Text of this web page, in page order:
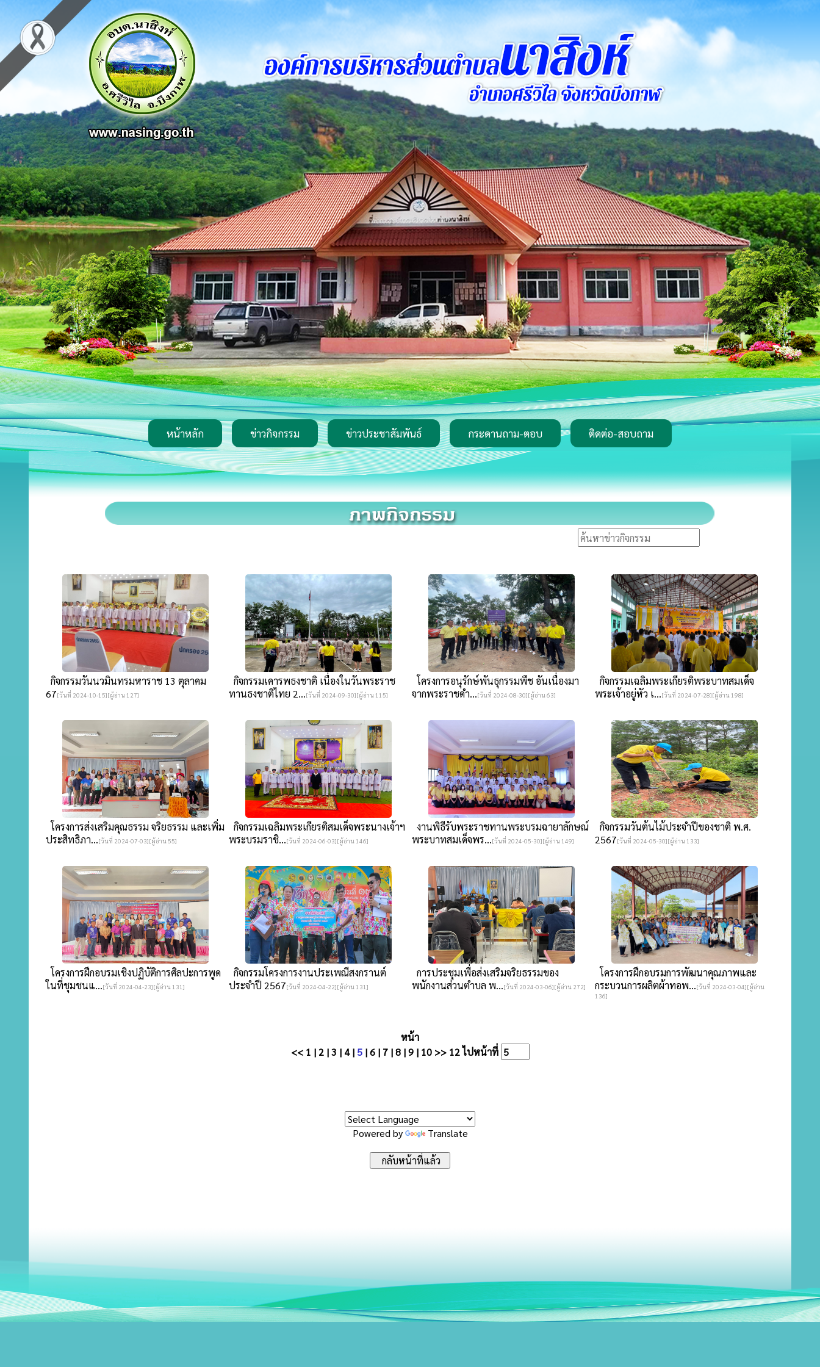
หน้าหลัก ข่าวกิจกรรม ข่าวประชาสัมพันธ์ กระดานถาม-ตอบ ติดต่อ-สอบถาม
กิจกรรมวันนวมินทรมหาราช 13 ตุลาคม
67[วันที่ 2024-10-15][ผู้อ่าน 127]
กิจกรรมเคารพธงชาติ เนื่องในวันพระราช
ทานธงชาติไทย 2...[วันที่ 2024-09-30][ผู้อ่าน 115]
โครงการอนุรักษ์พันธุกรรมพืช อันเนื่องมา
จากพระราชดำ...[วันที่ 2024-08-30][ผู้อ่าน 63]
กิจกรรมเฉลิมพระเกียรติพระบาทสมเด็จ
พระเจ้าอยู่หัว เ...[วันที่ 2024-07-28][ผู้อ่าน 198]
โครงการส่งเสริมคุณธรรม จริยธรรม และเพิ่ม
ประสิทธิภา...[วันที่ 2024-07-03][ผู้อ่าน 55]
กิจกรรมเฉลิมพระเกียรติสมเด็จพระนางเจ้าฯ
พระบรมราชิ...[วันที่ 2024-06-03][ผู้อ่าน 146]
งานพิธีรับพระราชทานพระบรมฉายาลักษณ์
พระบาทสมเด็จพร...[วันที่ 2024-05-30][ผู้อ่าน 149]
กิจกรรมวันต้นไม้ประจำปีของชาติ พ.ศ.
2567[วันที่ 2024-05-30][ผู้อ่าน 133]
โครงการฝึกอบรมเชิงปฏิบัติการศิลปะการพูด
ในที่ชุมชนแ...[วันที่ 2024-04-23][ผู้อ่าน 131]
กิจกรรมโครงการงานประเพณีสงกรานต์
ประจำปี 2567[วันที่ 2024-04-22][ผู้อ่าน 131]
การประชุมเพื่อส่งเสริมจริยธรรมของ
พนักงานส่วนตำบล พ...[วันที่ 2024-03-06][ผู้อ่าน 272]
โครงการฝึกอบรมการพัฒนาคุณภาพและ
กระบวนการผลิตผ้าทอพ...[วันที่ 2024-03-04][ผู้อ่าน
136]
หน้า
<< 1 |2|3 | 4| 5|6| 7|8|9| 10 >> 12ไปหน้าที่
Powered by Translate